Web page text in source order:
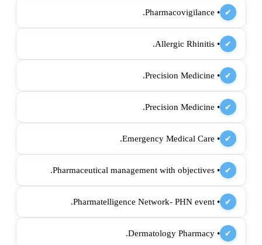
✔
• Pharmacovigilance.
✔
• Allergic Rhinitis.
✔
• Precision Medicine.
✔
• Precision Medicine.
✔
• Emergency Medical Care.
✔
• Pharmaceutical management with objectives.
✔
• Pharmatelligence Network- PHN event.
✔
• Dermatology Pharmacy.